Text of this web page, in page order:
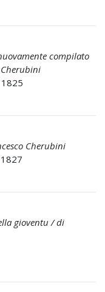
compilato
Cherubini
gioventu / di